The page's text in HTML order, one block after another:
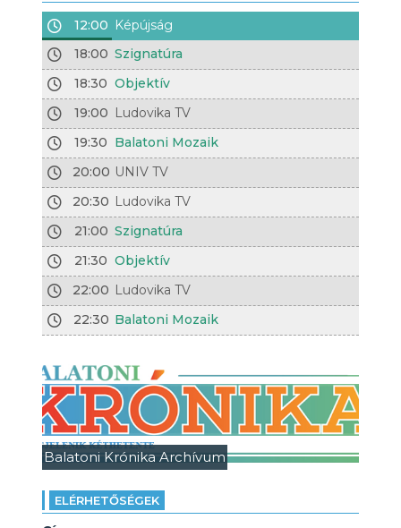
12:00 Képújság
18:00 Szignatúra
18:30 Objektív
19:00 Ludovika TV
19:30 Balatoni Mozaik
20:00 UNIV TV
20:30 Ludovika TV
21:00 Szignatúra
21:30 Objektív
22:00 Ludovika TV
22:30 Balatoni Mozaik
Balatoni Krónika Archívum
ELÉRHETŐSÉGEK